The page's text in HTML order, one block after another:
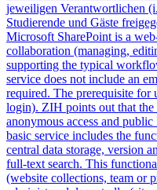
jeweiligen Verantwortlichen
Studierende und Gäste
Microsoft SharePoint is a
collaboration (managing,
supporting the typical
service does not include an
required. The prerequisite for
login). ZIH points out that the
anonymous access and
basic service includes the
central data storage, version
full-text search. This
(website collections, team or